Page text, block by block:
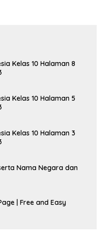
Kelas 10 Halaman 8
Kelas 10 Halaman 5
Kelas 10 Halaman 3
Nama Negara dan
| Free and Easy